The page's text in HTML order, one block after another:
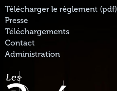
Télécharger le règlement (pdf)
Presse
Téléchargements
Contact
Administration